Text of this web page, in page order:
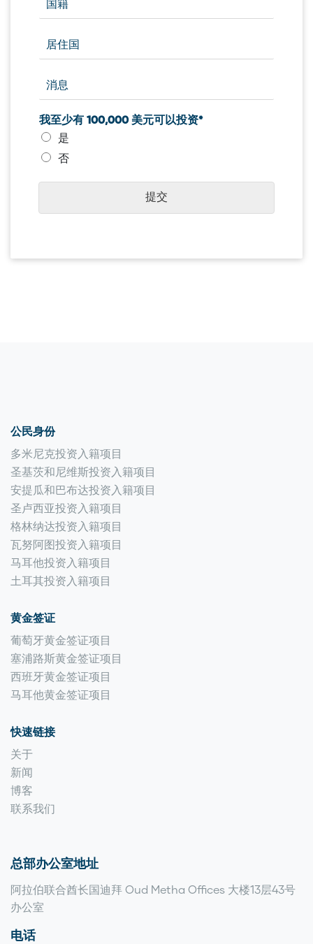
我至少有 100,000 美元可以投资*
是
否
提交
公民身份
多米尼克投资入籍项目
圣基茨和尼维斯投资入籍项目
安提瓜和巴布达投资入籍项目
圣卢西亚投资入籍项目
格林纳达投资入籍项目
瓦努阿图投资入籍项目
马耳他投资入籍项目
土耳其投资入籍项目
黄金签证
葡萄牙黄金签证项目
塞浦路斯黄金签证项目
西班牙黄金签证项目
马耳他黄金签证项目
快速链接
关于
新闻
博客
联系我们
总部办公室地址
阿拉伯联合酋长国迪拜 Oud Metha Offices 大楼13层43号
办公室
电话